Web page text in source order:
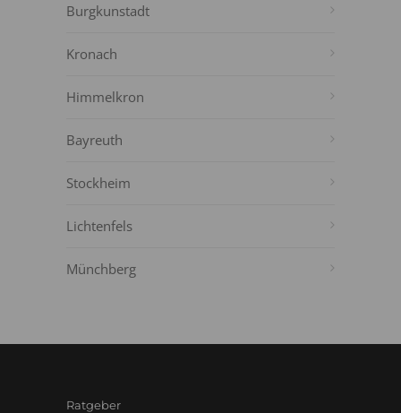
Burgkunstadt
Kronach
Himmelkron
Bayreuth
Stockheim
Lichtenfels
Münchberg
Ratgeber